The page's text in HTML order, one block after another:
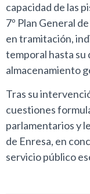
capacidad de las
7º Plan General
en tramitación,
temporal hasta su
almacenamiento
Tras su
cuestiones
parlamentarios y
de Enresa, en
servicio público